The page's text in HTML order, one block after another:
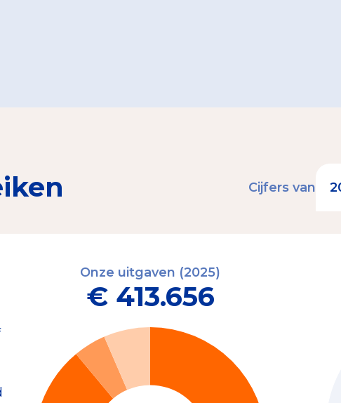
Cijfers van
Onze uitgaven (2025)
€ 413.656